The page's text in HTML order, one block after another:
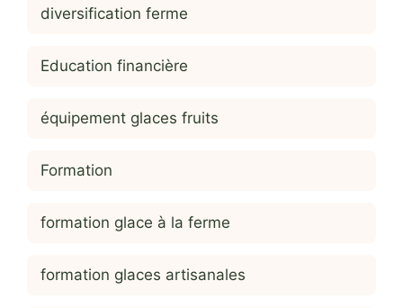
diversification ferme
Education financière
équipement glaces fruits
Formation
formation glace à la ferme
formation glaces artisanales